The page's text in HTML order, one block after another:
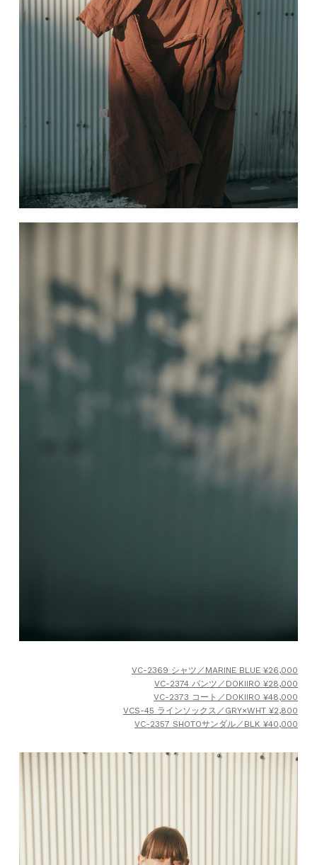
VC-2369 シャツ／MARINE BLUE ¥26,000
VC-2374 パンツ／DOKIIRO ¥28,000
VC-2373 コート／DOKIIRO ¥48,000
VCS-45 ラインソックス／GRY×WHT ¥2,800
VC-2357 SHOTOサンダル／BLK ¥40,000